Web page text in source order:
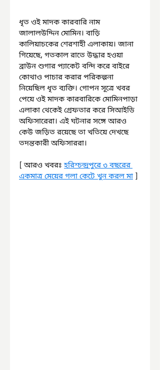
ধৃত ওই মাদক কারবারি নাম
জালালউদ্দিন মোমিন। বাড়ি
কালিয়াচকের শেরশাহী এলাকায়। জানা
গিয়েছে, গতকাল রাতে উদ্ধার হওয়া
ব্রাউন শুগার প্যাকেট বন্দি করে বাইরে
কোথাও পাচার করার পরিকল্পনা
নিয়েছিল ধৃত ব্যক্তি। গোপন সূত্রে খবর
পেয়ে ওই মাদক কারবারিকে মোমিনপাড়া
এলাকা থেকেই গ্রেফতার করে সিআইডি
অফিসারেরা। এই ঘটনার সঙ্গে আরও
কেউ জড়িত রয়েছে তা খতিয়ে দেখছে
তদন্তকারী অফিসাররা।
[ আরও খবরঃ হরিশ্চন্দ্রপুরে ৩ বছরের
একমাত্র মেয়ের গলা কেটে খুন করল মা ]